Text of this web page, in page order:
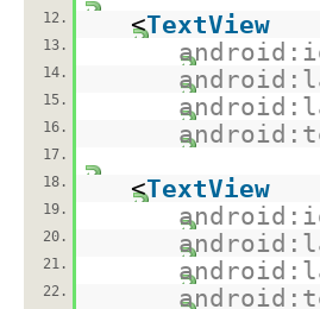
12.
<TextView
13.
14.
15.
16.
17.
18.
<TextView
19.
20.
21.
22.